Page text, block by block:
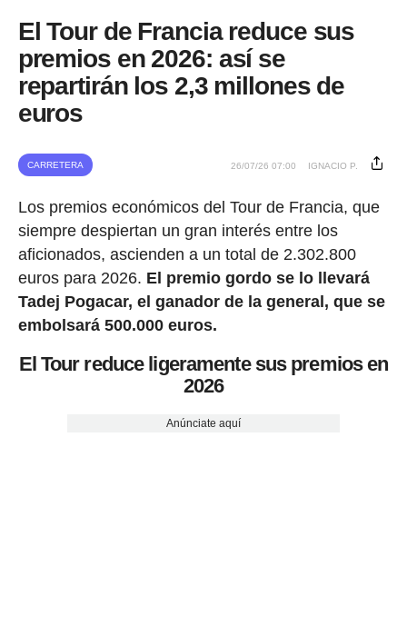
El Tour de Francia reduce sus
premios en 2026: así se
repartirán los 2,3 millones de
euros
CARRETERA 26/07/26 07:00 IGNACIO P.
Los premios económicos del Tour de Francia, que
siempre despiertan un gran interés entre los
aficionados, ascienden a un total de 2.302.800
euros para 2026. El premio gordo se lo llevará
Tadej Pogacar, el ganador de la general, que se
embolsará 500.000 euros.
El Tour reduce ligeramente sus premios en
2026
Anúnciate aquí